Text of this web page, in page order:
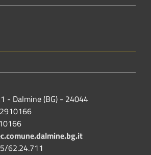
- Dalmine (BG) - 24044
62.24.711